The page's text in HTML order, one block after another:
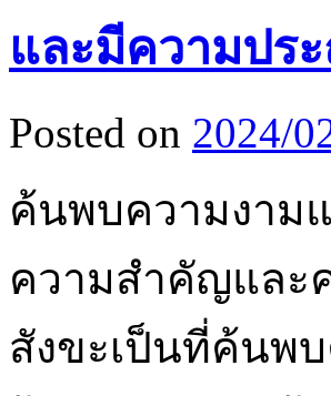
และมีความปร
Posted on 2024/
ค้นพบความงาม
ความสำคัญและ
สังขะเป็นที่ค้นพ